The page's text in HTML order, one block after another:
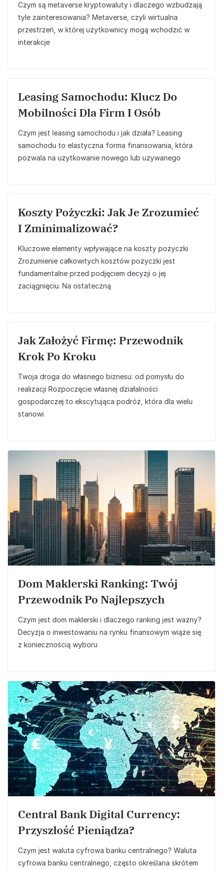
Czym są metaverse kryptowaluty i dlaczego wzbudzają
tyle zainteresowania? Metaverse, czyli wirtualna
przestrzeń, w której użytkownicy mogą wchodzić w
interakcje
Leasing Samochodu: Klucz Do
Mobilności Dla Firm I Osób
Czym jest leasing samochodu i jak działa? Leasing
samochodu to elastyczna forma finansowania, która
pozwala na użytkowanie nowego lub używanego
Koszty Pożyczki: Jak Je Zrozumieć
I Zminimalizować?
Kluczowe elementy wpływające na koszty pożyczki
Zrozumienie całkowitych kosztów pożyczki jest
fundamentalne przed podjęciem decyzji o jej
zaciągnięciu. Na ostateczną
Jak Założyć Firmę: Przewodnik
Krok Po Kroku
Twoja droga do własnego biznesu: od pomysłu do
realizacji Rozpoczęcie własnej działalności
gospodarczej to ekscytująca podróż, która dla wielu
stanowi
Dom Maklerski Ranking: Twój
Przewodnik Po Najlepszych
Czym jest dom maklerski i dlaczego ranking jest ważny?
Decyzja o inwestowaniu na rynku finansowym wiąże się
z koniecznością wyboru
Central Bank Digital Currency:
Przyszłość Pieniądza?
Czym jest waluta cyfrowa banku centralnego? Waluta
cyfrowa banku centralnego, często określana skrótem